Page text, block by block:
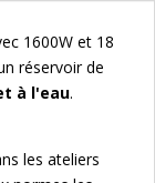
1600W et 18
réservoir de
à l'eau.
les ateliers